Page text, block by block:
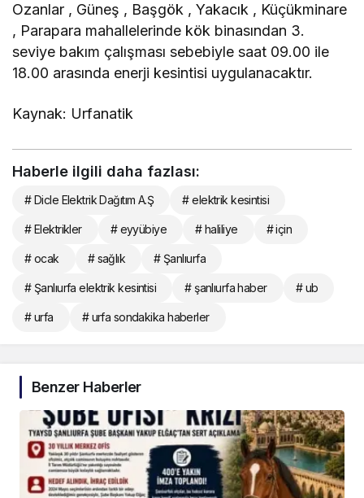
Ozanlar , Güneş , Başgök , Yakacık , Küçükminare
, Parapara mahallelerinde kök binasından 3.
seviye bakım çalışması sebebiyle saat 09.00 ile
18.00 arasında enerji kesintisi uygulanacaktır.
Kaynak: Urfanatik
Haberle ilgili daha fazlası:
# Dicle Elektrik Dağıtım A.Ş # elektrik kesintisi
# Elektrikler # eyyübiye # haliliye # için
# ocak # sağlık # Şanlıurfa
# Şanlıurfa elektrik kesintisi # şanlıurfa haber # ub
# urfa # urfa sondakika haberler
Benzer Haberler